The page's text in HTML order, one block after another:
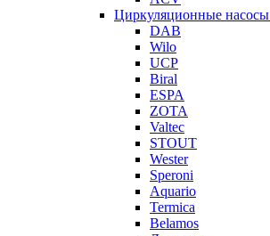
Циркуляционные насосы
DAB
Wilo
UCP
Biral
ESPA
ZOTA
Valtec
STOUT
Wester
Speroni
Aquario
Termica
Belamos